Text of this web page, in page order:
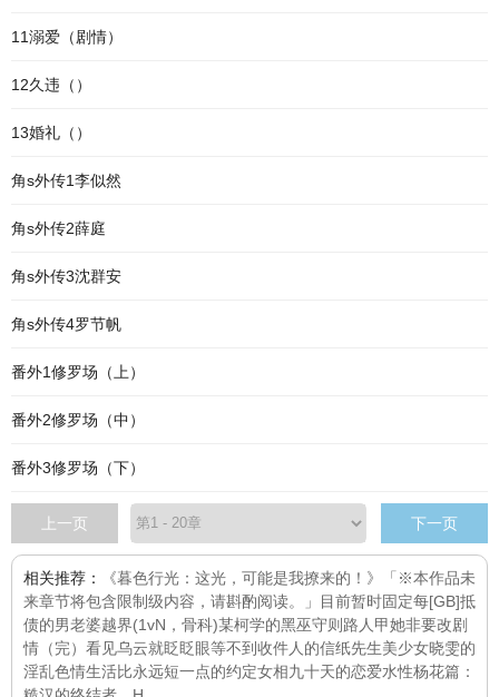
11溺爱（剧情）
12久违（）
13婚礼（）
角s外传1李似然
角s外传2薛庭
角s外传3沈群安
角s外传4罗节帆
番外1修罗场（上）
番外2修罗场（中）
番外3修罗场（下）
上一页 下一页
相关推荐：
《暮色行光：这光，可能是我撩来的！》「※本作品未
来章节将包含限制级内容，请斟酌阅读。」目前暂时固定每[GB]抵
债的男老婆越界(1vN，骨科)某柯学的黑巫守则 路人甲她非要改剧
情（完） 看见乌云就眨眨眼等不到收件人的信纸先生美少女晓雯的
淫乱色情生活比永远短一点的约定女相九十天的恋爱水性杨花篇：